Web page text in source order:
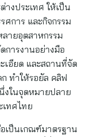
างประเทศ ให้เป็น
การ และกิจกรรม
ายอุตสาหกรรม
การงานอย่างมือ
เอียด และสถานที่จัด
ทำให้รอยัล คลิฟ
งในจุดหมายปลาย
ทศไทย
เป็นเกณฑ์มาตรฐาน